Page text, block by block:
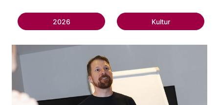
2026 Kultur